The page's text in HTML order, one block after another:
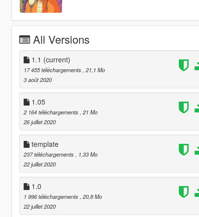
All Versions
1.1 (current)
17 455 téléchargements , 21,1 Mo
3 août 2020
1.05
2 164 téléchargements , 21 Mo
26 juillet 2020
template
237 téléchargements
, 1,33 Mo
22 juillet 2020
1.0
1 996 téléchargements , 20,8 Mo
22 juillet 2020